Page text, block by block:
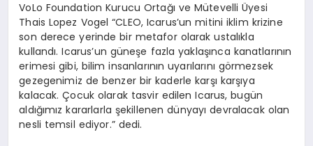
VoLo Foundation Kurucu Ortağı ve MütevelliÜyesi
Thais Lopez Vogel“CLEO, Icarus’un mitini iklim krizine
son derece yerinde bir metafor olarak ustalıkla
kullandı. Icarus’un güneşe fazla yaklaşınca kanatlarının
erimesi gibi, bilim insanlarının uyarılarını görmezsek
gezegenimiz de benzer bir kaderle karşı karşıya
kalacak. Çocuk olarak tasvir edilen Icarus, bugün
aldığımız kararlarla şekillenen dünyayı devralacak olan
nesli temsil ediyor.” dedi.